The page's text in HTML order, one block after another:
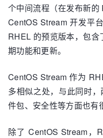
个中间流程（在发布新
CentOS Stream 开发平
RHEL 的预览版本，包
期功能和更新。
CentOS Stream 作为
多相似之处，与此同时
件包、安全性等方面也有
除了 CentOS Stream，